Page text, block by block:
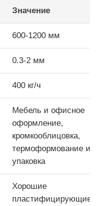
листа любимца
с двумя винтами
обработки
Значение
600-1200 мм
0.3-2 мм
400 кг/ч
Мебель и офисное
оформление,
кромкооблицовка,
термоформование и
упаковка
Хорошие
пластифицирующие